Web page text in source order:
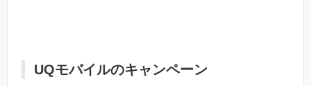
UQモバイルのキャンペーン